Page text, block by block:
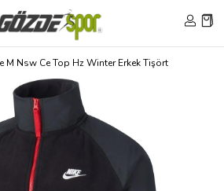
M Nsw Ce Top Hz Winter Erkek Tişört